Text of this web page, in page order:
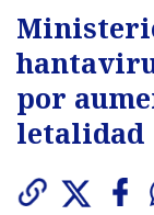
por
letalidad